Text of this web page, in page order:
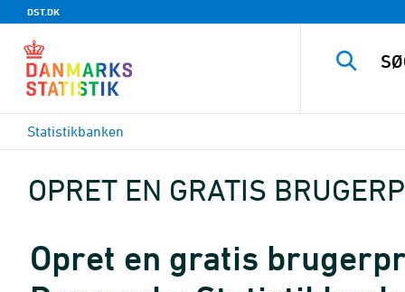
DST.DK
Statistikbanken
OPRET EN GRATIS
Opret en gratis